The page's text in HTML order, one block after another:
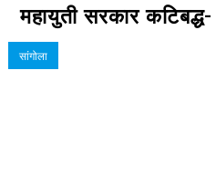
महायुती सरकार
सांगोला